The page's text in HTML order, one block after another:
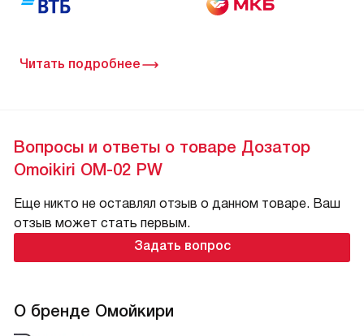
Читать подробнее
Вопросы и ответы о товаре Дозатор
Omoikiri OM-02 PW
Еще никто не оставлял отзыв о данном товаре. Ваш
отзыв может стать первым.
Задать вопрос
О бренде Омойкири